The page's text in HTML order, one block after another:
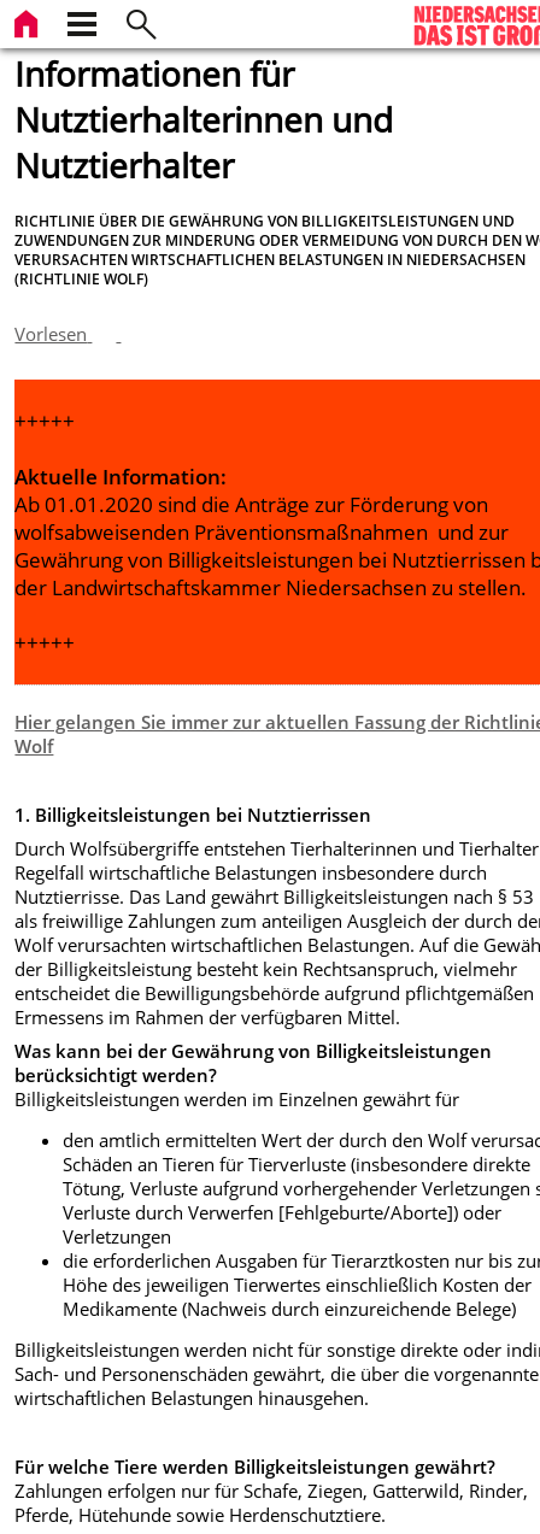
Informationen für
Nutztierhalterinnen und
Nutztierhalter
RICHTLINIE ÜBER DIE GEWÄHRUNG VON BILLIGKEITSLEISTUNGEN UND
ZUWENDUNGEN ZUR MINDERUNG ODER VERMEIDUNG VON DURCH DEN
VERURSACHTEN WIRTSCHAFTLICHEN BELASTUNGEN IN NIEDERSACHSEN
(RICHTLINIE WOLF)
Vorlesen
+++++
Aktuelle Information:
Ab 01.01.2020 sind die Anträge zur Förderung von
wolfsabweisenden Präventionsmaßnahmen und zur
Gewährung von Billigkeitsleistungen bei Nutztierrissen
der Landwirtschaftskammer Niedersachsen zu stellen.
+++++
Hier gelangen Sie immer zur aktuellen Fassung der
Wolf
1. Billigkeitsleistungen bei Nutztierrissen
Durch Wolfsübergriffe entstehen Tierhalterinnen und
Regelfall wirtschaftliche Belastungen insbesondere durch
Nutztierrisse. Das Land gewährt Billigkeitsleistungen nach § 53
als freiwillige Zahlungen zum anteiligen Ausgleich der durch
Wolf verursachten wirtschaftlichen Belastungen. Auf die
der Billigkeitsleistung besteht kein Rechtsanspruch, vielmehr
entscheidet die Bewilligungsbehörde aufgrund pflichtgemäßen
Ermessens im Rahmen der verfügbaren Mittel.
Was kann bei der Gewährung von Billigkeitsleistungen
berücksichtigt werden?
Billigkeitsleistungen werden im Einzelnen gewährt für
den amtlich ermittelten Wert der durch den Wolf
Schäden an Tieren für Tierverluste (insbesondere direkte
Tötung, Verluste aufgrund vorhergehender Verletzungen
Verluste durch Verwerfen [Fehlgeburte/Aborte]) oder
Verletzungen
die erforderlichen Ausgaben für Tierarztkosten nur bis
Höhe des jeweiligen Tierwertes einschließlich Kosten der
Medikamente (Nachweis durch einzureichende Belege)
Billigkeitsleistungen werden nicht für sonstige direkte oder
Sach- und Personenschäden gewährt, die über die
wirtschaftlichen Belastungen hinausgehen.
Für welche Tiere werden Billigkeitsleistungen gewährt?
Zahlungen erfolgen nur für Schafe, Ziegen, Gatterwild, Rinder,
Pferde, Hütehunde sowie Herdenschutztiere.